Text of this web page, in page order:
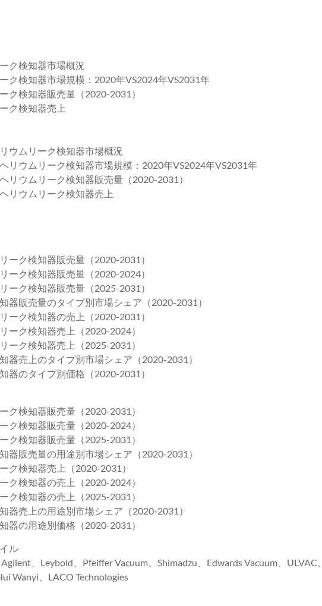
ク検知器市場概況
ク検知器市場規模：2020年VS2024年VS2031年
ク検知器販売量（2020-2031）
ク検知器売上
ウムリーク検知器市場概況
リウムリーク検知器市場規模：2020年VS2024年VS2031年
リウムリーク検知器販売量（2020-2031）
リウムリーク検知器売上
ーク検知器販売量（2020-2031）
ーク検知器販売量（2020-2024）
ーク検知器販売量（2025-2031）
器販売量のタイプ別市場シェア（2020-2031）
ーク検知器の売上（2020-2031）
ーク検知器売上（2020-2024）
ーク検知器売上（2025-2031）
器売上のタイプ別市場シェア（2020-2031）
器のタイプ別価格（2020-2031）
ク検知器販売量（2020-2031）
ク検知器販売量（2020-2024）
ク検知器販売量（2025-2031）
器販売量の用途別市場シェア（2020-2031）
ク検知器売上（2020-2031）
ク検知器の売上（2020-2024）
ク検知器の売上（2025-2031）
器売上の用途別市場シェア（2020-2031）
器の用途別価格（2020-2031）
ル
、Leybold、Pfeiffer Vacuum、Shimadzu、Edwards Vacuum、ULVAC、
Wanyi、LACO Technologies